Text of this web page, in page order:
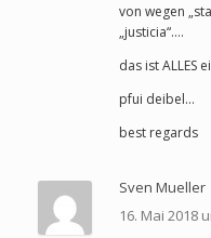
von wegen
„justicia“….
das ist ALLES
pfui deibel…
best regards
Sven Mueller
16. Mai 2018